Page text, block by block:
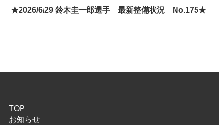
★2026/6/29 鈴木圭一郎選手 最新整備状況 No.175★
TOP
お知らせ